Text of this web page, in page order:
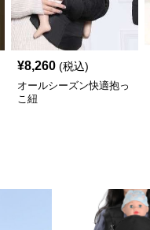
¥8,260 (税込)
オールシーズン快適抱っ
こ紐